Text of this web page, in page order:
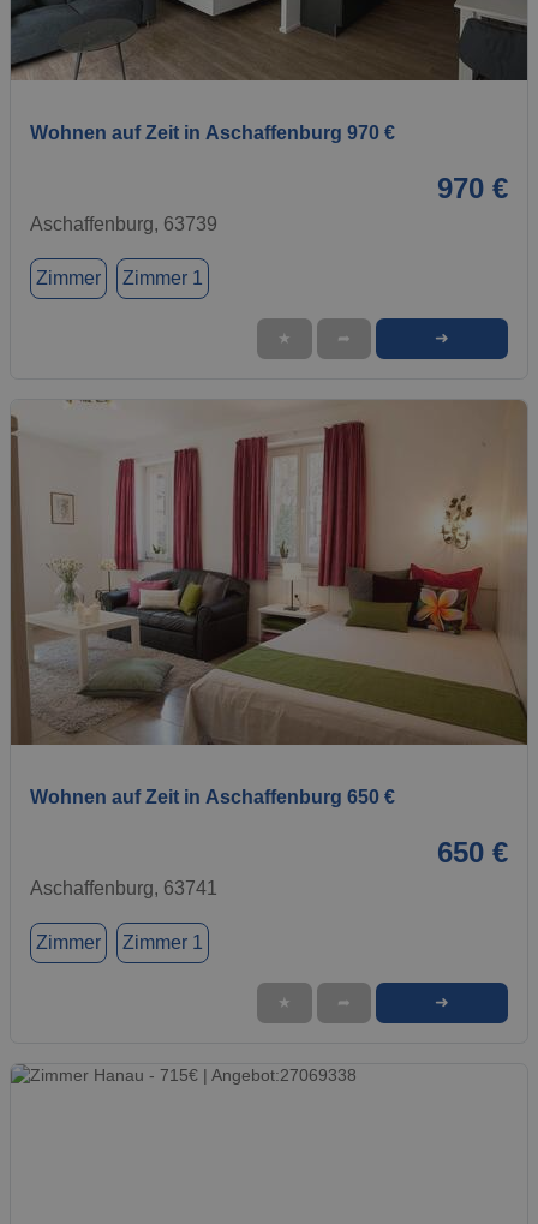
Wohnen auf Zeit in Aschaffenburg 970 €
970 €
Aschaffenburg, 63739
Zimmer Zimmer 1
★ ➦ ➜
Wohnen auf Zeit in Aschaffenburg 650 €
650 €
Aschaffenburg, 63741
Zimmer Zimmer 1
★ ➦ ➜